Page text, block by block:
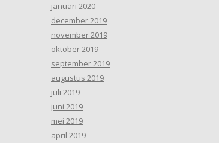
januari 2020
december 2019
november 2019
oktober 2019
september 2019
augustus 2019
juli 2019
juni 2019
mei 2019
april 2019